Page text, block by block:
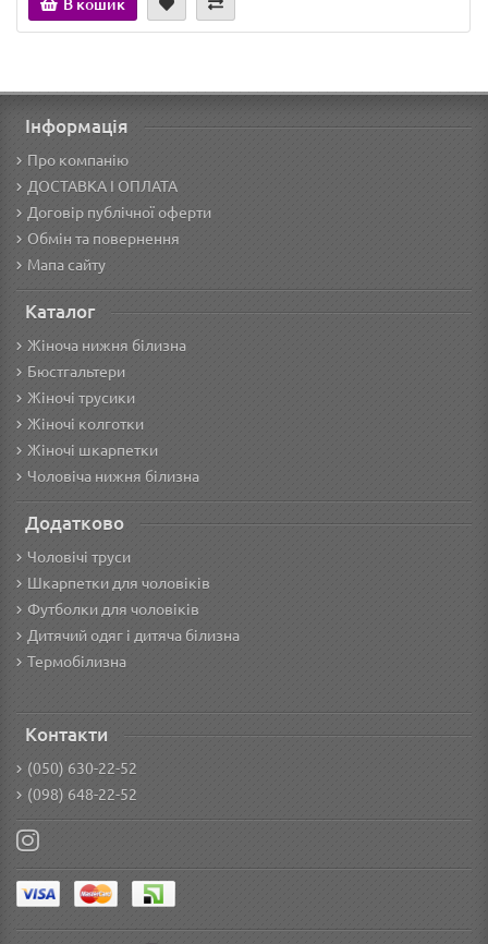
В кошик
Інформація
Про компанію
ДОСТАВКА І ОПЛАТА
Договір публічної оферти
Обмін та повернення
Мапа сайту
Каталог
Жіноча нижня білизна
Бюстгальтери
Жіночі трусики
Жіночі колготки
Жіночі шкарпетки
Чоловіча нижня білизна
Додатково
Чоловічі труси
Шкарпетки для чоловіків
Футболки для чоловіків
Дитячий одяг і дитяча білизна
Термобілизна
Контакти
(050) 630-22-52
(098) 648-22-52